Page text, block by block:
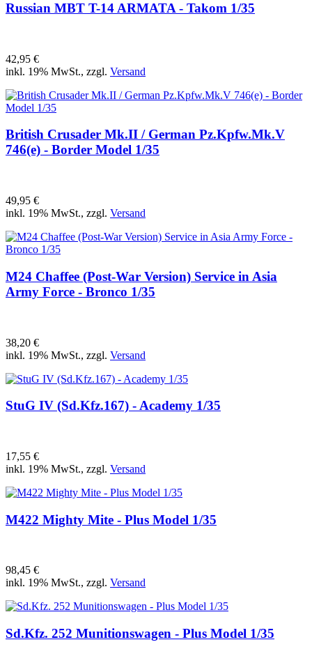
Russian MBT T-14 ARMATA - Takom 1/35
42,95 €
inkl. 19% MwSt., zzgl. Versand
British Crusader Mk.II / German Pz.Kpfw.Mk.V
746(e) - Border Model 1/35
49,95 €
inkl. 19% MwSt., zzgl. Versand
M24 Chaffee (Post-War Version) Service in Asia
Army Force - Bronco 1/35
38,20 €
inkl. 19% MwSt., zzgl. Versand
StuG IV (Sd.Kfz.167) - Academy 1/35
17,55 €
inkl. 19% MwSt., zzgl. Versand
M422 Mighty Mite - Plus Model 1/35
98,45 €
inkl. 19% MwSt., zzgl. Versand
Sd.Kfz. 252 Munitionswagen - Plus Model 1/35